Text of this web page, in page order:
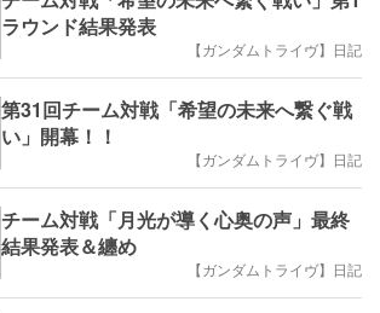
ラウンド結果発表
【ガンダムトライヴ】日記
第31回チーム対戦「希望の未来へ繋ぐ戦
い」開幕！！
【ガンダムトライヴ】日記
チーム対戦「月光が導く心奥の声」最終
結果発表＆纏め
【ガンダムトライヴ】日記